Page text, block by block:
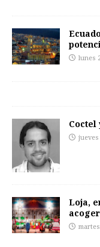
lunes
Coctel
jueves
Loja,